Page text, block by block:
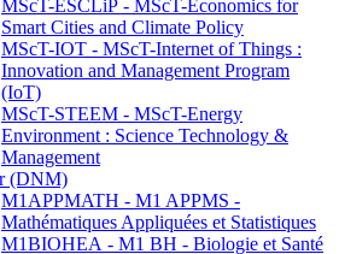
MScT-ESCLiP - MScT-Economics for
Smart Cities and Climate Policy
MScT-IOT - MScT-Internet of Things :
Innovation and Management Program
(IoT)
MScT-STEEM - MScT-Energy
Environment : Science Technology &
Management
(DNM)
M1APPMATH - M1 APPMS -
Mathématiques Appliquées et Statistiques
M1BIOHEA - M1 BH - Biologie et Santé